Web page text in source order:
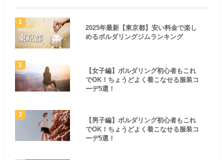
2025年最新【東京都】安い料金で楽し
めるボルダリングジムランキング
【女子編】ボルダリング初心者もこれ
でOK！ちょうどよく着こなせる服装コ
ーデ5選！
【男子編】ボルダリング初心者もこれ
でOK！ちょうどよく着こなせる服装コ
ーデ5選！